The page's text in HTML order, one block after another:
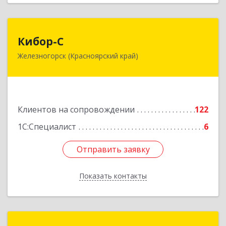
Кибор-С
Железногорск (Красноярский край)
Клиентов на сопровождении
122
1С:Специалист
6
Отправить заявку
Показать контакты
662973, Красноярский край, Железногорск г,
Отправить заявку
Назад